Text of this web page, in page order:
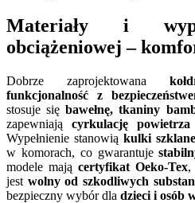
Materiały i
obciążeniowej –
Dobrze zaprojektowana
funkcjonalność z
stosuje siębawełnę, tkaniny
zapewniają cyrkulację powietrza
Wypełnienie stanowią kulki
w komorach, co gwarantuje
modele mającertyfikat Oeko-Tex,
jest wolny od szkodliwych
bezpieczny wybór dla dzieci i osób